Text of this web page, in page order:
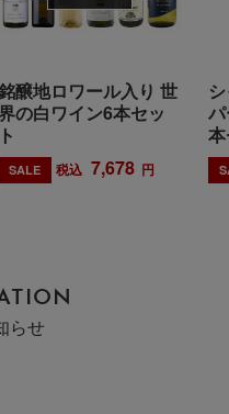
醸地ロワール入り 世
の白ワイン6本セッ
ト
SALE 税込 7,678 円
らせ